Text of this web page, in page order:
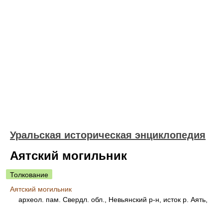
Уральская историческая энциклопедия
Аятский могильник
Толкование
Аятский могильник
археол. пам. Свердл. обл., Невьянский р-н, исток р. Аять,